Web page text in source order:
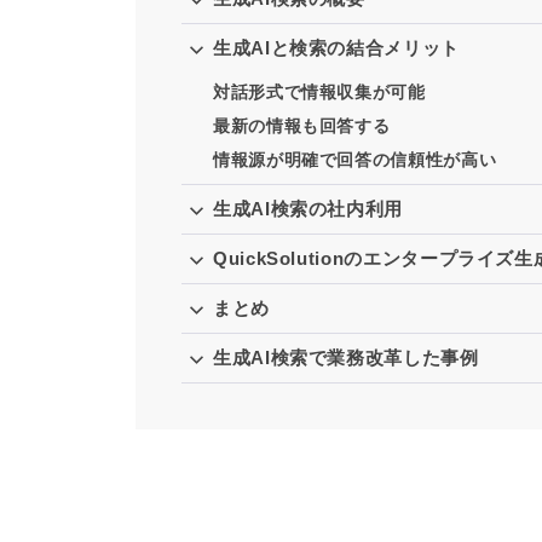
生成AIと検索の結合メリット
対話形式で情報収集が可能
最新の情報も回答する
情報源が明確で回答の信頼性が高い
生成AI検索の社内利用
QuickSolutionのエンタープライズ生
まとめ
生成AI検索で業務改革した事例